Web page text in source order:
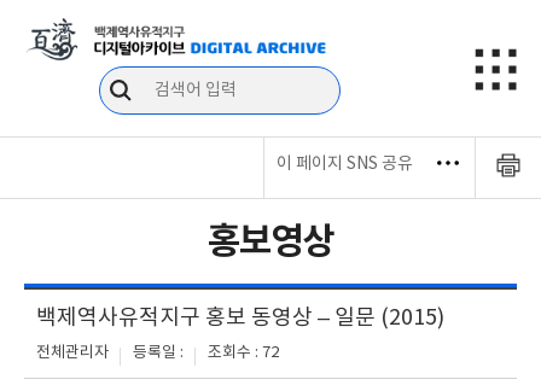
이 페이지 SNS 공유
홍보영상
백제역사유적지구 홍보 동영상 – 일문 (2015)
전체관리자 등록일 : 조회수 : 72